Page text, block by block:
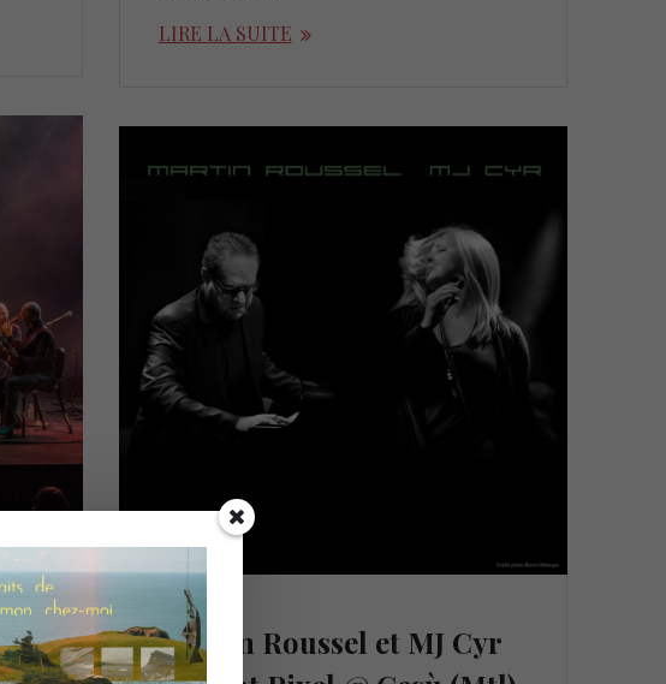
LIRE LA SUITE
Martin Roussel et MJ Cyr